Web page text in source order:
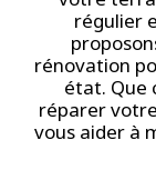
régulier
rénovation
état. Que
réparer
vous aider à